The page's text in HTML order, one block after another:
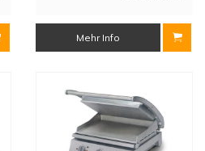
Mehr Info